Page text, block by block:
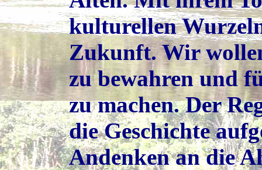
kulturellen
Zukunft. Wir
zu bewahren und
zu machen. Der
die Geschichte
Andenken an die